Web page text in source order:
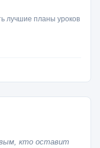
лучшие планы уроков
кто оставит